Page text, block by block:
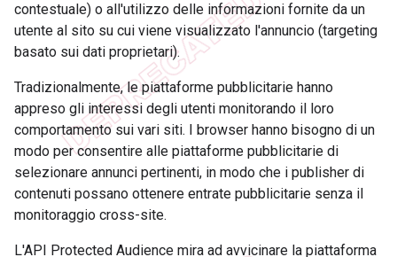
contestuale) o all'utilizzo delle informazioni fornite da un
utente al sito su cui viene visualizzato l'annuncio (targeting
basato sui dati proprietari).
Tradizionalmente, le piattaforme pubblicitarie hanno
appreso gli interessi degli utenti monitorando il loro
comportamento sui vari siti. I browser hanno bisogno di un
modo per consentire alle piattaforme pubblicitarie di
selezionare annunci pertinenti, in modo che i publisher di
contenuti possano ottenere entrate pubblicitarie senza il
monitoraggio cross-site.
L'API Protected Audience mira ad avvicinare la piattaforma